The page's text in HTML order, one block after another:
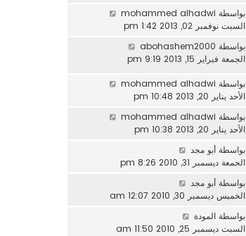
بواسطة mohammed alhadwi
السبت نوفمبر 02, 2013 1:42 pm
بواسطة abohashem2000
الجمعة فبراير 15, 2013 9:19 pm
بواسطة mohammed alhadwi
الأحد يناير 20, 2013 10:48 pm
بواسطة mohammed alhadwi
الأحد يناير 20, 2013 10:38 pm
بواسطة أبو مجد
الجمعة ديسمبر 31, 2010 8:26 pm
بواسطة أبو مجد
الخميس ديسمبر 30, 2010 12:07 am
بواسطة المودة
السبت ديسمبر 25, 2010 11:50 am